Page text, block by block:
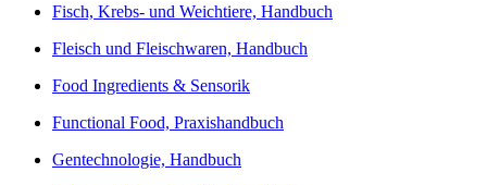
Fisch, Krebs- und Weichtiere, Handbuch
Fleisch und Fleischwaren, Handbuch
Food Ingredients & Sensorik
Functional Food, Praxishandbuch
Gentechnologie, Handbuch